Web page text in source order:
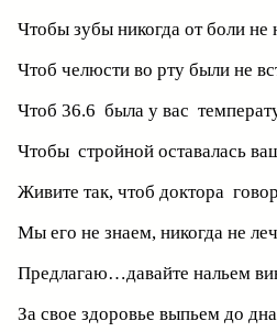
Чтобы зубы никогда от боли не
Чтоб челюсти во рту были не
Чтоб 36.6 была у вас
Чтобы стройной оставалась
Живите так, чтоб доктора
Мы его не знаем, никогда не
Предлагаю…давайте нальем
За свое здоровье выпьем до